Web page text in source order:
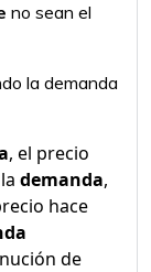
no sean el
la demanda
, el precio
demanda,
hace
de